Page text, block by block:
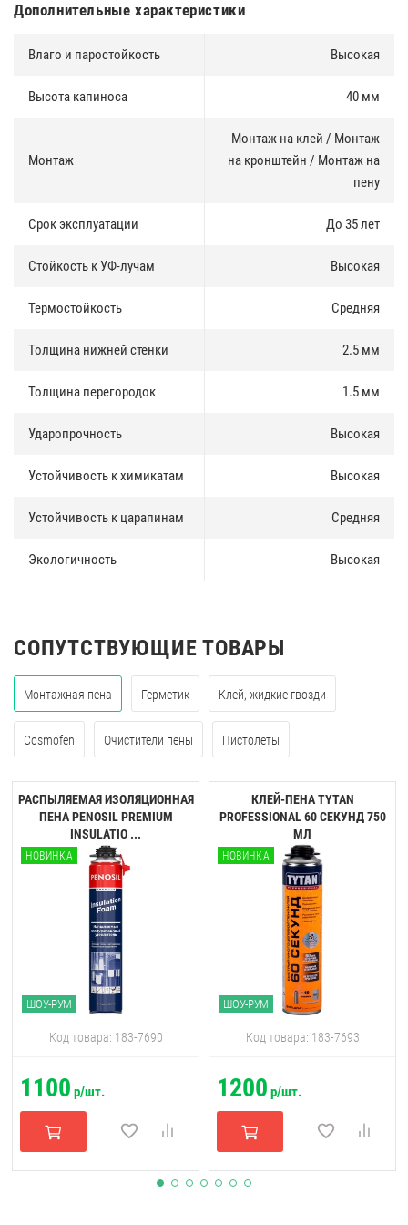
Дополнительные характеристики
Влаго и паростойкость Высокая
Высота капиноса 40 мм
Монтаж
Монтаж на клей / Монтаж
на кронштейн / Монтаж на
пену
Срок эксплуатации До 35 лет
Стойкость к УФ-лучам Высокая
Термостойкость Средняя
Толщина нижней стенки 2.5 мм
Толщина перегородок 1.5 мм
Ударопрочность Высокая
Устойчивость к химикатам Высокая
Устойчивость к царапинам Средняя
Экологичность Высокая
СОПУТСТВУЮЩИЕ ТОВАРЫ
Монтажная пена Герметик Клей, жидкие гвозди
Cosmofen Очистители пены Пистолеты
РАСПЫЛЯЕМАЯ ИЗОЛЯЦИОННАЯ
ПЕНА PENOSIL PREMIUM
INSULATIO ...
НОВИНКА
ШОУ-РУМ
Код товара: 183-7690
1100 р/шт.
КЛЕЙ-ПЕНА TYTAN
PROFESSIONAL 60 CЕКУНД 750
МЛ
НОВИНКА
ШОУ-РУМ
Код товара: 183-7693
1200 р/шт.